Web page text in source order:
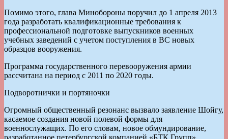
Помимо этого, глава Минобороны поручил до 1 апреля 2013
года разработать квалификационные требования к
профессиональной подготовке выпускников военных
учебных заведений с учетом поступления в ВС новых
образцов вооружения.
Программа государственного перевооружения армии
рассчитана на период с 2011 по 2020 годы.
Подворотнички и портяночки
Огромный общественный резонанс вызвало заявление Шойгу,
касаемое создания новой полевой формы для
военнослужащих. По его словам, новое обмундирование,
разработанное петербургской компанией «БТК Групп»,